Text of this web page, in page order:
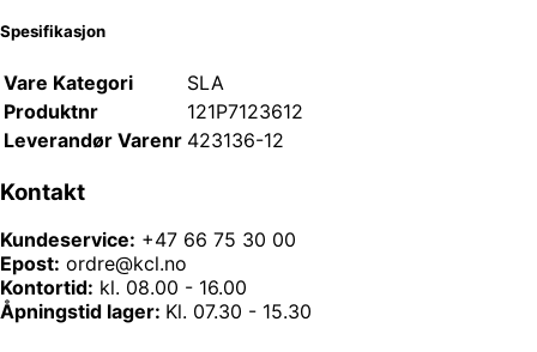
Spesifikasjon
Vare Kategori
SLA
Produktnr
121P7123612
Leverandør Varenr 423136-12
Kontakt
Kundeservice: +47 66 75 30 00
Epost: ordre@kcl.no
Kontortid: kl. 08.00 - 16.00
Åpningstid lager: Kl. 07.30 - 15.30